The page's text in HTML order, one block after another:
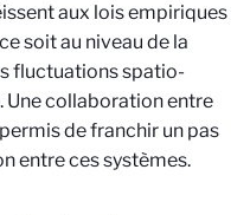
aux lois empiriques
soit au niveau de la
fluctuations spatio-
Une collaboration entre
de franchir un pas
entre ces systèmes.